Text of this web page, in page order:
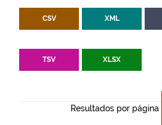
CSV XML
TSV XLSX
Resultados por página